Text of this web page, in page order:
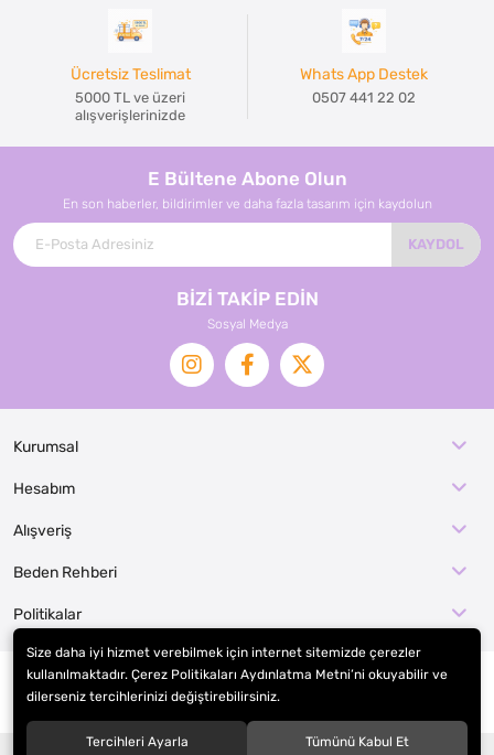
Ücretsiz Teslimat
5000 TL ve üzeri
alışverişlerinizde
Whats App Destek
0507 441 22 02
E Bültene Abone Olun
En son haberler, bildirimler ve daha fazla tasarım için kaydolun
KAYDOL
BİZİ TAKİP EDİN
Sosyal Medya
Kurumsal
Hesabım
Alışveriş
Beden Rehberi
Politikalar
EFE KOSTÜM İMALAT / KOSTÜMCE
Hipotenüs ®Yeni Nesil E-Ticaret Sistemleri ile Hazırlanmıştır.
Size daha iyi hizmet verebilmek için internet sitemizde çerezler
kullanılmaktadır. Çerez Politikaları Aydınlatma Metni’ni okuyabilir ve
dilerseniz tercihlerinizi değiştirebilirsiniz.
Tercihleri Ayarla Tümünü Kabul Et